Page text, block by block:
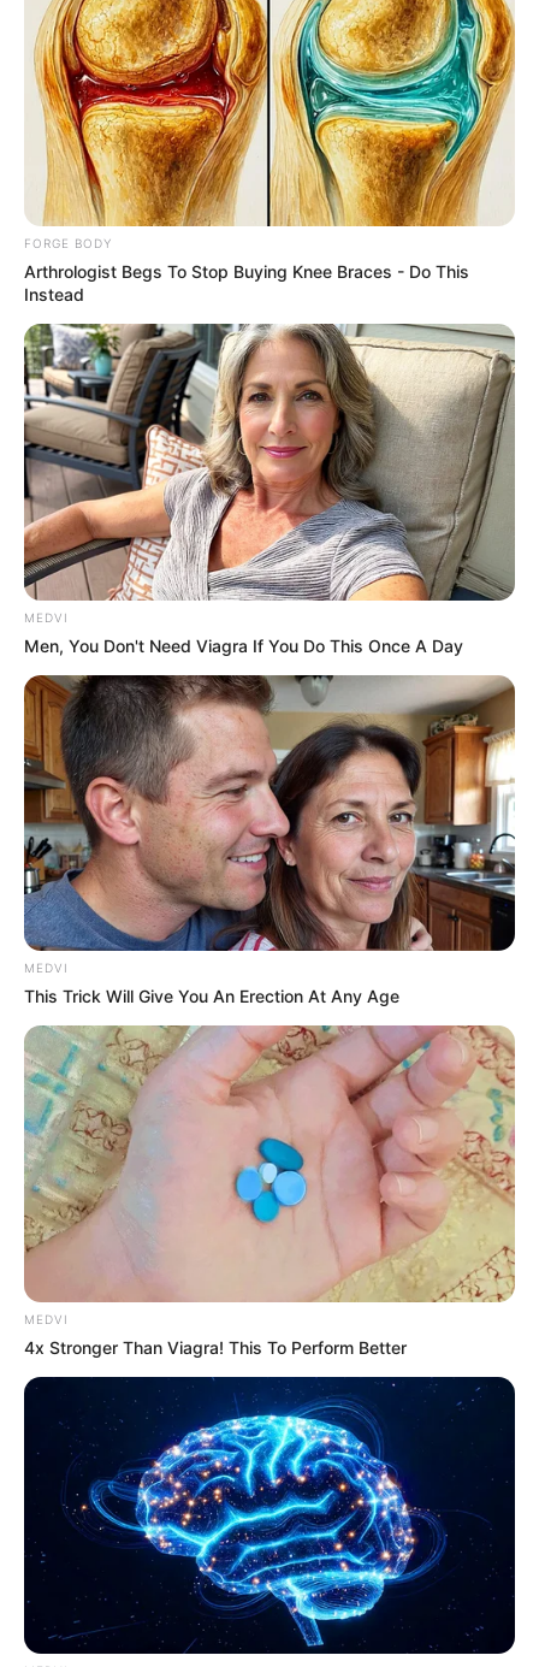
วันนี้ดวงชะตาโดดเด่นด้านการงาน ใครว่างงาน หรือ
ต้องการเปลี่ยนงานใหม่ จะได้รับโอกาสดีดีเข้ามา
โดยทั่วไปการงานอาจนั่งไม่ติดเก้าอี้เพราะต้อง
ประสานงานหลายฝ่าย แต่ให้ระวังเรื่องการเงินได้รับ
มากกว่าจ่ายไป
คนวันพุธ
ไพ่ประจำวันของท่านในวันนี้ คือ ไพ่อุปสรรค
วันนี้วางแผนอะไรไว้อาจไม่เป็นไปอย่างที่คิด ต้องหา
แผนสำรองเตรียมไว้ ส่วนใหญ่ปัญหาต่างๆจะมาจาก
คน เพื่อนร่วมงาน คนรอบข้าง การเงินมีเกณฑ์เข้าไป
เกี่ยวข้องกับการเป็นหนี้ กู้เงินเพิ่มเติม ความรักเกิด
ปัญหาเพราะเวลา
คนวันพฤหัสบดี
ไพ่ประจำวันของท่านในวันนี้ ไพ่ตกต่ำ
วันนี้รู้สึกผิดหวัง เสียใจไปเสียทุกอย่าง อย่าคิดมาก
ครับ เดี๋ยวจะแย่กว่าเดิม การงานไม่ลงตัว รู้สึก
เหมือนถึงทางตัน ได้เวลาคิดใหม่ เปลี่ยนแปลงใหม่
โดยเพาะงานส่วนตัว การเงินค่อนข้างแย่ เงินกำลัง
จะหมดกระเป๋า
คนวันศุกร์
ไพ่ประจำวันของท่านในวันนี้ คือ ไพ่หุ้นส่วน
FORGE BODY
Arthrologist Begs To Stop Buying Knee Braces - Do This
Instead
MEDVI
Men, You Don't Need Viagra If You Do This Once A Day
MEDVI
This Trick Will Give You An Erection At Any Age
MEDVI
4x Stronger Than Viagra! This To Perform Better